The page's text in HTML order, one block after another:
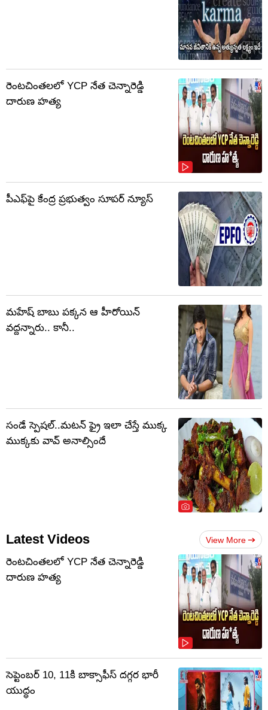
రెంటచింతలలో YCP నేత చెన్నారెడ్డి
దారుణ హత్య
పీఎఫ్‌పై కేంద్ర ప్రభుత్వం సూపర్ న్యూస్
మహేష్ బాబు పక్కన ఆ హీరోయిన్
వద్దన్నారు.. కానీ..
సండే స్పెషల్..మటన్ ఫ్రై ఇలా చేస్తే ముక్క
ముక్కకు వావ్ అనాల్సిందే
Latest Videos View More
రెంటచింతలలో YCP నేత చెన్నారెడ్డి
దారుణ హత్య
సెప్టెంబర్‌ 10, 11కి బాక్సాఫీస్ దగ్గర భారీ
యుద్ధం